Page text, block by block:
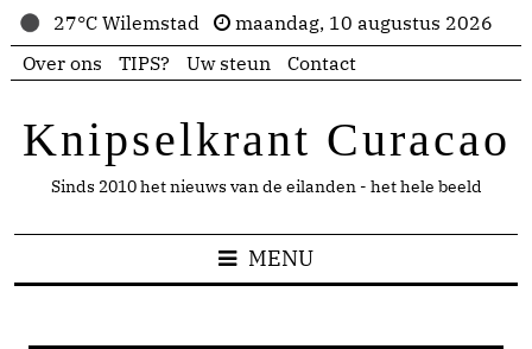
27°C Wilemstad
maandag, 10 augustus 2026
Over ons
TIPS? Uw steun Contact
Knipselkrant Curacao
Sinds 2010 het nieuws van de eilanden - het hele beeld
MENU